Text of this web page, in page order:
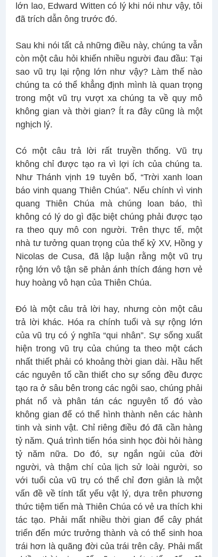
lớn lao, Edward Witten có lý khi nói như vậy, tôi
đã trích dẫn ông trước đó.
Sau khi nói tất cả những điều này, chúng ta vẫn
còn một câu hỏi khiến nhiều người đau đầu: Tại
sao vũ trụ lại rộng lớn như vậy? Làm thế nào
chúng ta có thể khẳng định mình là quan trọng
trong một vũ trụ vượt xa chúng ta về quy mô
không gian và thời gian? Ít ra đây cũng là một
nghịch lý.
Có một câu trả lời rất truyền thống. Vũ trụ
không chỉ được tạo ra vì lợi ích của chúng ta.
Như Thánh vịnh 19 tuyên bố, “Trời xanh loan
báo vinh quang Thiên Chúa”. Nếu chính vì vinh
quang Thiên Chúa mà chúng loan báo, thì
không có lý do gì đặc biệt chúng phải được tạo
ra theo quy mô con người. Trên thực tế, một
nhà tư tưởng quan trọng của thế kỷ XV, Hồng y
Nicolas de Cusa, đã lập luận rằng một vũ trụ
rộng lớn vô tận sẽ phản ánh thích đáng hơn vẻ
huy hoàng vô hạn của Thiên Chúa.
Đó là một câu trả lời hay, nhưng còn một câu
trả lời khác. Hóa ra chính tuổi và sự rộng lớn
của vũ trụ có ý nghĩa “qui nhân”. Sự sống xuất
hiện trong vũ trụ của chúng ta theo một cách
nhất thiết phải có khoảng thời gian dài. Hầu hết
các nguyên tố cần thiết cho sự sống đều được
tạo ra ở sâu bên trong các ngôi sao, chúng phải
phát nổ và phân tán các nguyên tố đó vào
không gian để có thể hình thành nên các hành
tinh và sinh vật. Chỉ riêng điều đó đã cần hàng
tỷ năm. Quá trình tiến hóa sinh học đòi hỏi hàng
tỷ năm nữa. Do đó, sự ngắn ngủi của đời
người, và thậm chí của lịch sử loài người, so
với tuổi của vũ trụ có thể chỉ đơn giản là một
vấn đề về tính tất yếu vật lý, dựa trên phương
thức tiệm tiến mà Thiên Chúa có vẻ ưa thích khi
tác tạo. Phải mất nhiều thời gian để cây phát
triển đến mức trưởng thành và có thể sinh hoa
trái hơn là quãng đời của trái trên cây. Phải mất